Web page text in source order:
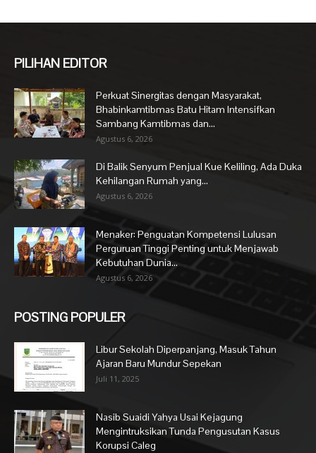
PILIHAN EDITOR
Perkuat Sinergitas dengan Masyarakat,
Bhabinkamtibmas Batu Hitam Intensifkan
Sambang Kamtibmas dan...
Agustus 6, 2026
Di Balik Senyum Penjual Kue Keliling, Ada Duka
Kehilangan Rumah yang...
Agustus 6, 2026
Menaker: Penguatan Kompetensi Lulusan
Perguruan Tinggi Penting untuk Menjawab
Kebutuhan Dunia...
Agustus 6, 2026
POSTING POPULER
Libur Sekolah Diperpanjang, Masuk Tahun
Ajaran Baru Mundur Sepekan
Juli 11, 2025
Nasib Suaidi Yahya Usai Kejagung
Mengintruksikan Tunda Pengusutan Kasus
Korupsi Caleg